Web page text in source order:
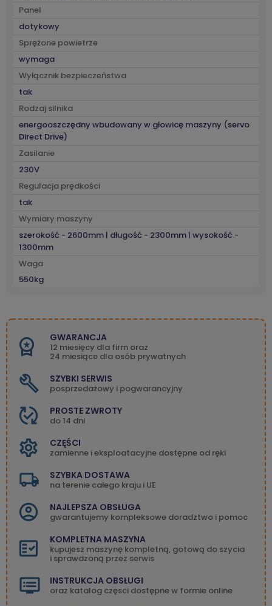
Panel
dotykowy
Sprężone powietrze
wymaga
Wyłącznik bezpieczeństwa
tak
Rodzaj silnika
energooszczędny wbudowany w głowicę maszyny (servo
Direct Drive)
Zasilanie
230V
Regulacja prędkości
tak
Wymiary maszyny
szerokość - 2600mm | długość - 2300mm | wysokość -
1300mm
Waga
550kg
GWARANCJA
12 miesięcy dla firm oraz
24 miesiące dla osób prywatnych
SZYBKI SERWIS
posprzedażowy i pogwarancyjny
PROSTE ZWROTY
do 14 dni
CZĘŚCI
zamienne i eksploatacyjne dostępne od ręki
SZYBKA DOSTAWA
na terenie całego kraju i UE
NAJLEPSZA OBSŁUGA
gwarantujemy kompleksowe doradztwo i pomoc
KOMPLETNA MASZYNA
kupujesz maszynę kompletną, gotową do szycia
i sprawdzoną przez serwis
INSTRUKCJA OBSŁUGI
oraz katalog częsci dostępne w formie online